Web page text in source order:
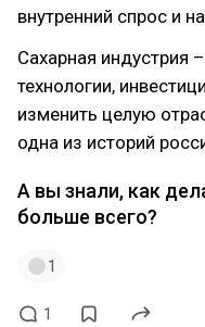
внутренний спрос и
Сахарная индустрия
технологии,
изменить целую
одна из историй
А вы знали, как
больше всего?
1
1